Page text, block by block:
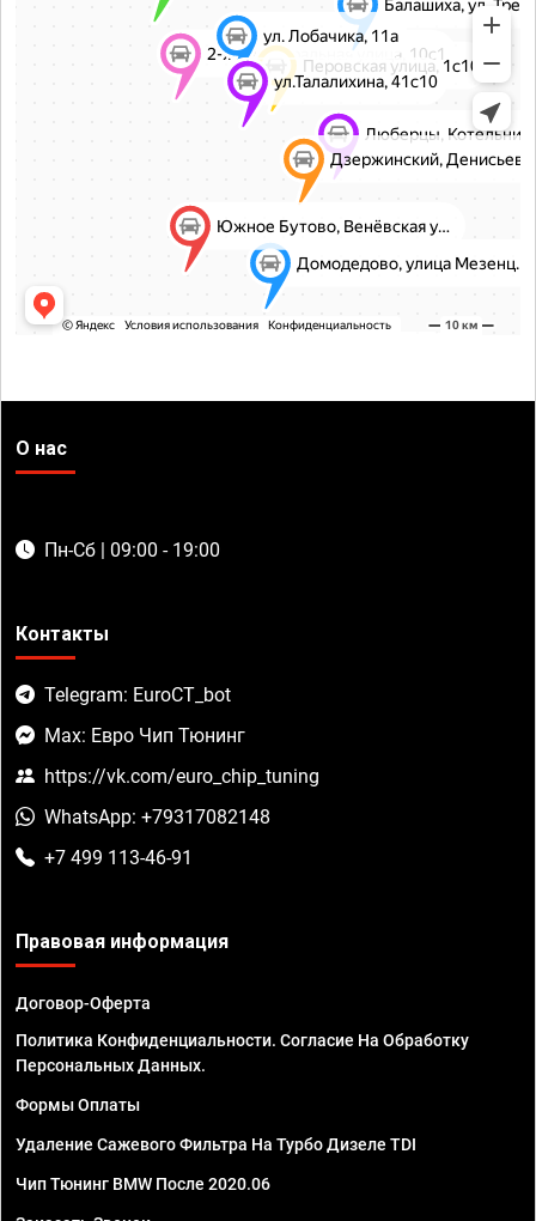
О нас
Пн-Сб | 09:00 - 19:00
Контакты
Telegram: EuroCT_bot
Max: Евро Чип Тюнинг
https://vk.com/euro_chip_tuning
WhatsApp: +79317082148
+7 499 113-46-91
Правовая информация
Договор-Оферта
Политика Конфиденциальности. Согласие На Обработку
Персональных Данных.
Формы Оплаты
Удаление Сажевого Фильтра На Турбо Дизеле TDI
Чип Тюнинг BMW После 2020.06